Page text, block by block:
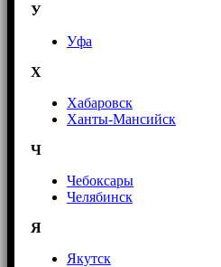
У
Уфа
Х
Хабаровск
Ханты-Мансийск
Ч
Чебоксары
Челябинск
Я
Якутск